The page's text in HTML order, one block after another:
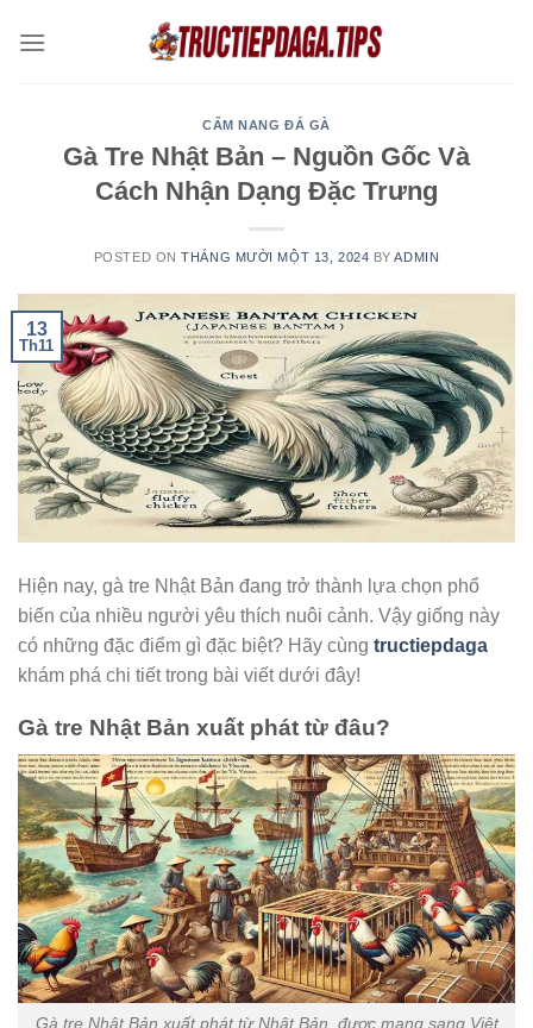
CẨM NANG ĐÁ GÀ
Gà Tre Nhật Bản – Nguồn Gốc Và
Cách Nhận Dạng Đặc Trưng
POSTED ONTHÁNG MƯỜI MỘT 13, 2024 BYADMIN
13
Th11
Hiện nay, gà tre Nhật Bản đang trở thành lựa chọn phổ
biến của nhiều người yêu thích nuôi cảnh. Vậy giống này
có những đặc điểm gì đặc biệt? Hãy cùng tructiepdaga
khám phá chi tiết trong bài viết dưới đây!
Gà tre Nhật Bản xuất phát từ đâu?
Gà tre Nhật Bản xuất phát từ Nhật Bản, được mang sang Việt